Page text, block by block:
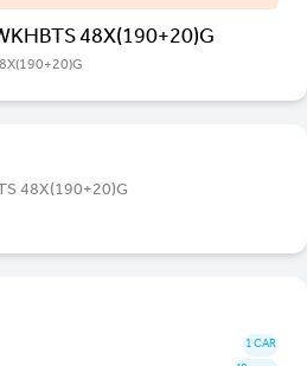
48X(190+20)G
48X(190+20)G
1 CAR